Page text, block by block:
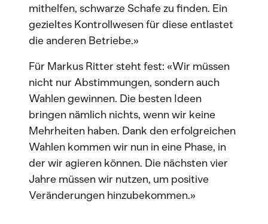
mithelfen, schwarze Schafe zu finden. Ein
gezieltes Kontrollwesen für diese entlastet
die anderen Betriebe.»
Für Markus Ritter steht fest: «Wir müssen
nicht nur Abstimmungen, sondern auch
Wahlen gewinnen. Die besten Ideen
bringen nämlich nichts, wenn wir keine
Mehrheiten haben. Dank den erfolgreichen
Wahlen kommen wir nun in eine Phase, in
der wir agieren können. Die nächsten vier
Jahre müssen wir nutzen, um positive
Veränderungen hinzubekommen.»